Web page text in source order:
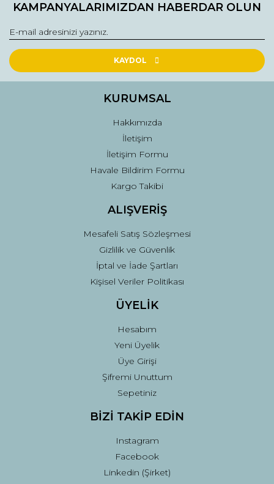
KAMPANYALARIMIZDAN HABERDAR OLUN
KAYDOL
KURUMSAL
Hakkımızda
İletişim
İletişim Formu
Havale Bildirim Formu
Kargo Takibi
ALIŞVERİŞ
Mesafeli Satış Sözleşmesi
Gizlilik ve Güvenlik
İptal ve İade Şartları
Kişisel Veriler Politikası
ÜYELİK
Hesabım
Yeni Üyelik
Üye Girişi
Şifremi Unuttum
Sepetiniz
BİZİ TAKİP EDİN
Instagram
Facebook
Linkedin (Şirket)